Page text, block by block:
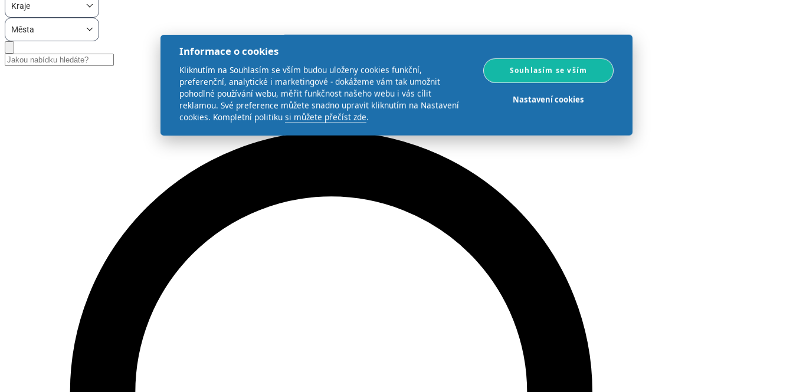
Kraje
Města
Informace o cookies
Kliknutím na Souhlasím se vším budou uloženy cookies funkční,
preferenční, analytické i marketingové - dokážeme vám tak umožnit
pohodlné používání webu, měřit funkčnost našeho webu i vás cílit
reklamou. Své preference můžete snadno upravit kliknutím na Nastavení
cookies. Kompletní politiku si můžete přečíst zde.
Souhlasím se vším
Nastavení cookies